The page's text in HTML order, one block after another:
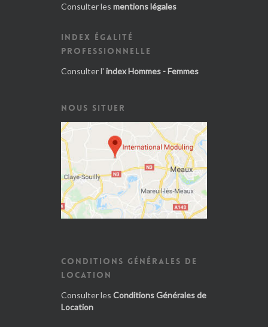
Consulter les mentions légales
INDEX ÉGALITÉ
PROFESSIONNELLE
Consulter l' index Hommes - Femmes
NOUS SITUER
CONDITIONS GÉNÉRALES DE
LOCATION
Consulter les Conditions Générales de
Location